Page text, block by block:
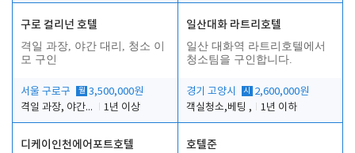
구로 컬리넌 호텔
격일 과장, 야간 대리, 청소 이
모 구인
서울 구로구 월 3,500,000원
격일 과장, 야간 대리, 청소 이모
1년 이상
일산대화 라트리호텔
일산 대화역 라트리호텔에서
청소팀을 구인합니다.
경기 고양시 시
2,600,000원
객실청소,베팅 ,
1년 이하
디케이인천에어포트호텔 호텔준